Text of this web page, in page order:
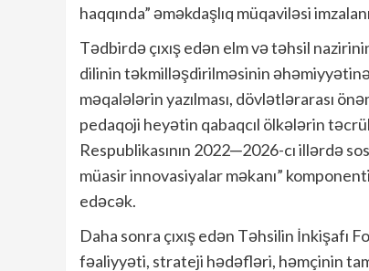
haqqında” əməkdaşlıq müqaviləsi
Tədbirdə çıxış edən elm və təhsil
dilinin təkmilləşdirilməsinin
məqalələrin yazılması, dövlətlərarası
pedaqoji heyətin qabaqcıl ölkələrin
Respublikasının 2022─2026-cı illərdə
müasir innovasiyalar məkanı”
edəcək.
Daha sonra çıxış edən Təhsilin
fəaliyyəti, strateji hədəfləri, həmçinin